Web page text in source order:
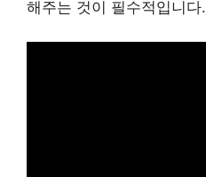
해주는 것이 필수적입니다.